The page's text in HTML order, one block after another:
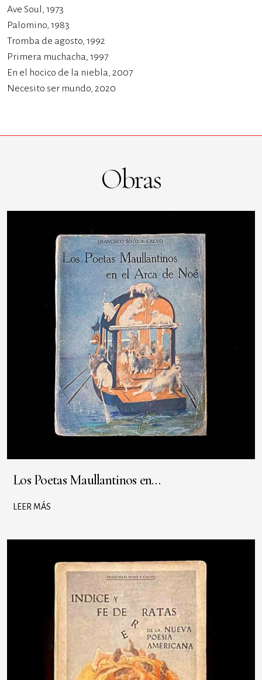
Ave Soul, 1973
Palomino, 1983
Tromba de agosto, 1992
Primera muchacha, 1997
En el hocico de la niebla, 2007
Necesito ser mundo, 2020
Obras
Los Poetas Maullantinos en…
LEER MÁS